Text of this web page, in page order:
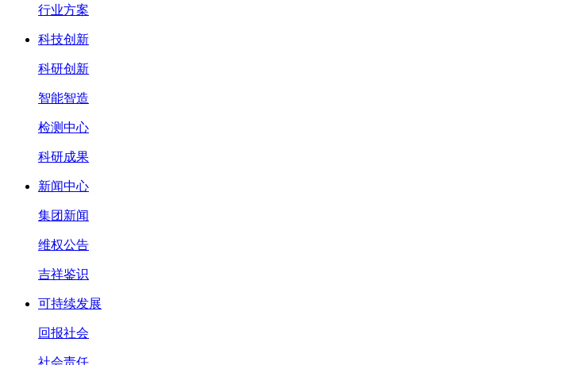
行业方案
科技创新
科研创新
智能智造
检测中心
科研成果
新闻中心
集团新闻
维权公告
吉祥鉴识
可持续发展
回报社会
社会责任